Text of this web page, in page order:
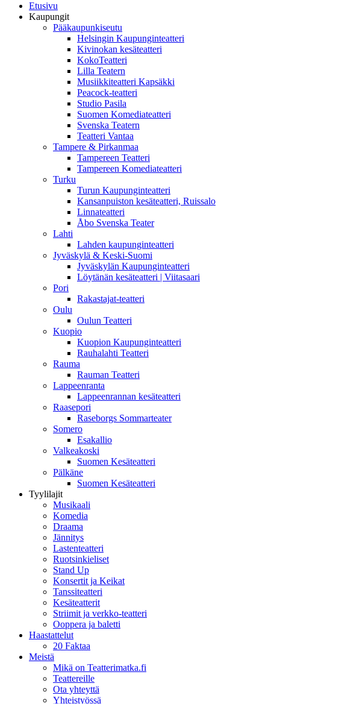
Etusivu
Kaupungit
Pääkaupunkiseutu
Helsingin Kaupunginteatteri
Kivinokan kesäteatteri
KokoTeatteri
Lilla Teatern
Musiikkiteatteri Kapsäkki
Peacock-teatteri
Studio Pasila
Suomen Komediateatteri
Svenska Teatern
Teatteri Vantaa
Tampere & Pirkanmaa
Tampereen Teatteri
Tampereen Komediateatteri
Turku
Turun Kaupunginteatteri
Kansanpuiston kesäteatteri, Ruissalo
Linnateatteri
Åbo Svenska Teater
Lahti
Lahden kaupunginteatteri
Jyväskylä & Keski-Suomi
Jyväskylän Kaupunginteatteri
Löytänän kesäteatteri | Viitasaari
Pori
Rakastajat-teatteri
Oulu
Oulun Teatteri
Kuopio
Kuopion Kaupunginteatteri
Rauhalahti Teatteri
Rauma
Rauman Teatteri
Lappeenranta
Lappeenrannan kesäteatteri
Raasepori
Raseborgs Sommarteater
Somero
Esakallio
Valkeakoski
Suomen Kesäteatteri
Pälkäne
Suomen Kesäteatteri
Tyylilajit
Musikaali
Komedia
Draama
Jännitys
Lastenteatteri
Ruotsinkieliset
Stand Up
Konsertit ja Keikat
Tanssiteatteri
Kesäteatterit
Striimit ja verkko-teatteri
Ooppera ja baletti
Haastattelut
20 Faktaa
Meistä
Mikä on Teatterimatka.fi
Teattereille
Ota yhteyttä
Yhteistyössä